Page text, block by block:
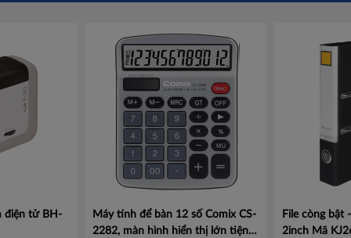
điện tử BH-
Máy tính để bàn 12 số Comix CS-
2282, màn hình hiển thị lớn tiện
File còng bật
2inch Mã